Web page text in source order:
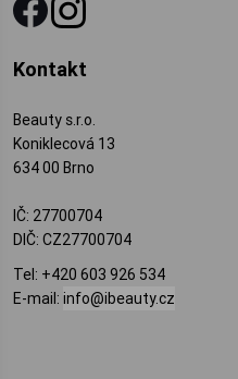
Kontakt
Beauty s.r.o.
Koniklecová 13
634 00 Brno
IČ: 27700704
DIČ: CZ27700704
Tel: +420 603 926 534
E-mail: info@ibeauty.cz